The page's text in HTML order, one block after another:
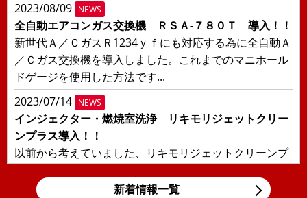
2023/08/09 NEWS
全自動エアコンガス交換機 ＲＳＡ-７８０Ｔ 導入！！
新世代Ａ／ＣガスＲ1234ｙｆにも対応する為に全自動Ａ
／Ｃガス交換機を導入しました。これまでのマニホール
ドゲージを使用した方法です...
2023/07/14 NEWS
インジェクター・燃焼室洗浄 リキモリジェットクリー
ンプラス導入！！
以前から考えていました、リキモリジェットクリーンプ
多い直噴エンジンの燃焼室汚れ、...
新着情報一覧